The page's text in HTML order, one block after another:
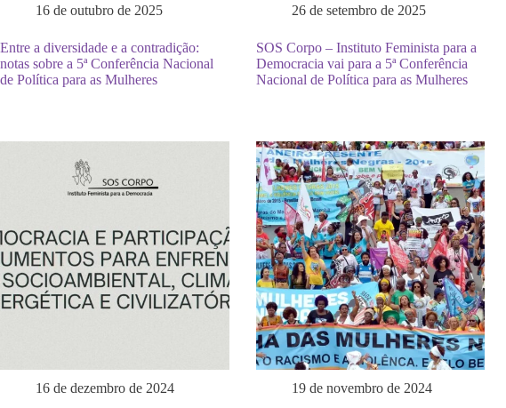
16 de outubro de 2025
Entre a diversidade e a contradição:
notas sobre a 5ª Conferência Nacional
de Política para as Mulheres
26 de setembro de 2025
SOS Corpo – Instituto Feminista para a
Democracia vai para a 5ª Conferência
Nacional de Política para as Mulheres
16 de dezembro de 2024 19 de novembro de 2024